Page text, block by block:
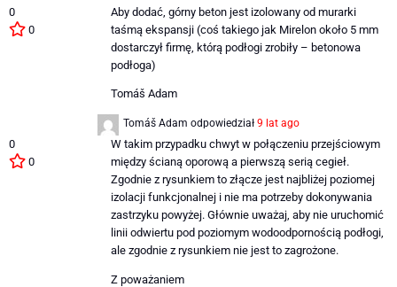
0
0
Aby dodać, górny beton jest izolowany od murarki
taśmą ekspansji (coś takiego jak Mirelon około 5 mm
dostarczył firmę, którą podłogi zrobiły – betonowa
podłoga)
Tomáš Adam
Tomáš Adam odpowiedział 9 lat ago
0
0
W takim przypadku chwyt w połączeniu przejściowym
między ścianą oporową a pierwszą serią cegieł.
Zgodnie z rysunkiem to złącze jest najbliżej poziomej
izolacji funkcjonalnej i nie ma potrzeby dokonywania
zastrzyku powyżej. Głównie uważaj, aby nie uruchomić
linii odwiertu pod poziomym wodoodpornością podłogi,
ale zgodnie z rysunkiem nie jest to zagrożone.
Z poważaniem